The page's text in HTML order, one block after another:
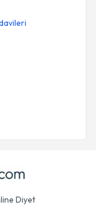
Diyet